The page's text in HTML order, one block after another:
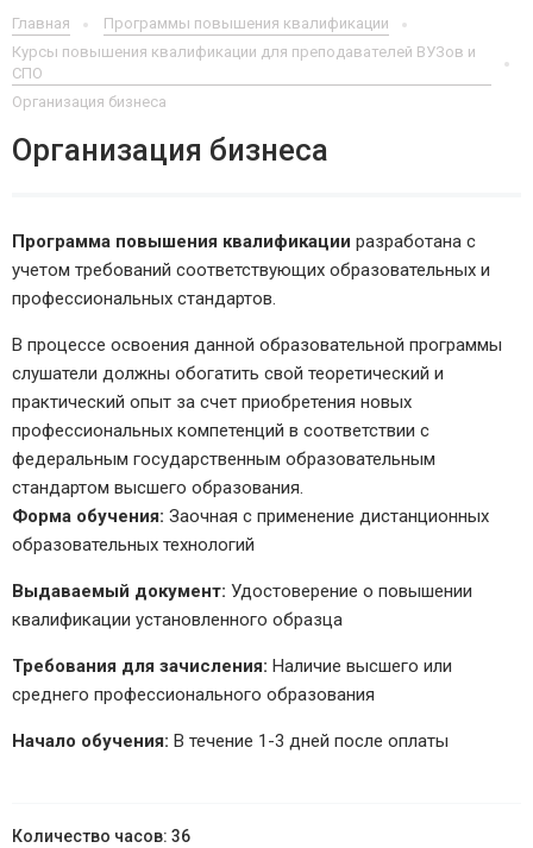
Главная
Программы повышения квалификации
Курсы повышения квалификации для преподавателей ВУЗов и
СПО
Организация бизнеса
Организация бизнеса
Программа повышения квалификации разработана с
учетом требований соответствующих образовательных и
профессиональных стандартов.
В процессе освоения данной образовательной программы
слушатели должны обогатить свой теоретический и
практический опыт за счет приобретения новых
профессиональных компетенций в соответствии с
федеральным государственным образовательным
стандартом высшего образования.
Форма обучения: Заочная с применение дистанционных
образовательных технологий
Выдаваемый документ: Удостоверение о повышении
квалификации установленного образца
Требования для зачисления: Наличие высшего или
среднего профессионального образования
Начало обучения: В течение 1-3 дней после оплаты
36